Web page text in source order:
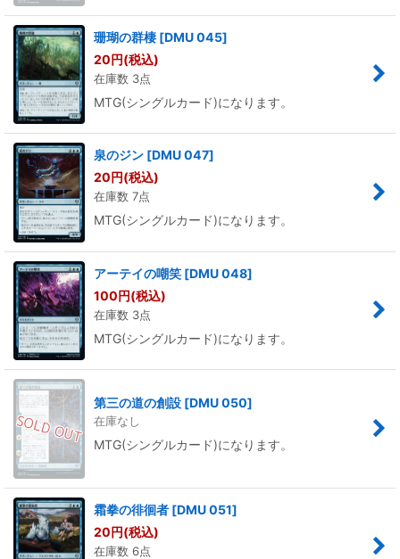
珊瑚の群棲 [DMU 045]
20円(税込)
在庫数 3点
MTG(シングルカード)になります。
泉のジン [DMU 047]
20円(税込)
在庫数 7点
MTG(シングルカード)になります。
アーテイの嘲笑 [DMU 048]
100円(税込)
在庫数 3点
MTG(シングルカード)になります。
第三の道の創設 [DMU 050]
在庫なし
MTG(シングルカード)になります。
霜拳の徘徊者 [DMU 051]
20円(税込)
在庫数 6点